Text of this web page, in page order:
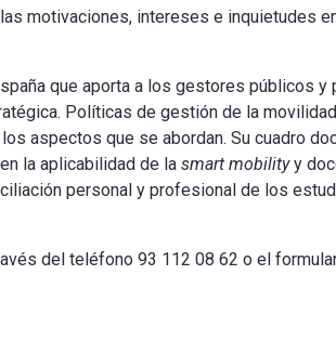
motivaciones, intereses e inquietudes
que aporta a los gestores públicos y
Políticas de gestión de la
aspectos que se abordan. Su cuadro
la aplicabilidad de la smart mobilityy
personal y profesional de los
del teléfono 93 112 08 62 o el